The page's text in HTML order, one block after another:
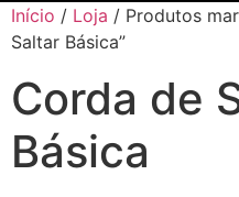
Início / Loja / Produtos
Saltar Básica”
Corda de
Básica